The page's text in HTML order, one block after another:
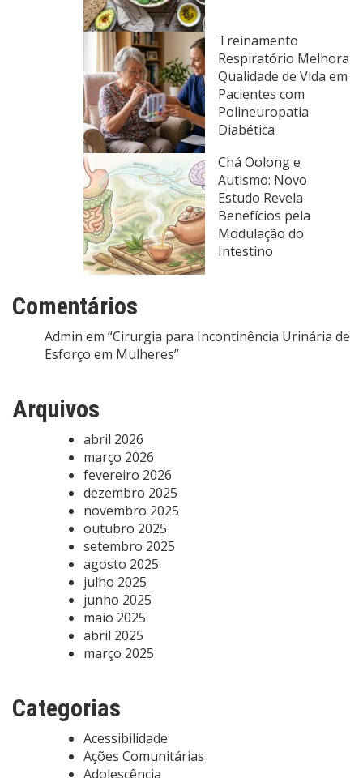
Treinamento
Respiratório Melhora
Qualidade de Vida em
Pacientes com
Polineuropatia
Diabética
Chá Oolong e
Autismo: Novo
Estudo Revela
Benefícios pela
Modulação do
Intestino
Comentários
Admin em “Cirurgia para Incontinência Urinária de
Esforço em Mulheres”
Arquivos
abril 2026
março 2026
fevereiro 2026
dezembro 2025
novembro 2025
outubro 2025
setembro 2025
agosto 2025
julho 2025
junho 2025
maio 2025
abril 2025
março 2025
Categorias
Acessibilidade
Ações Comunitárias
Adolescência